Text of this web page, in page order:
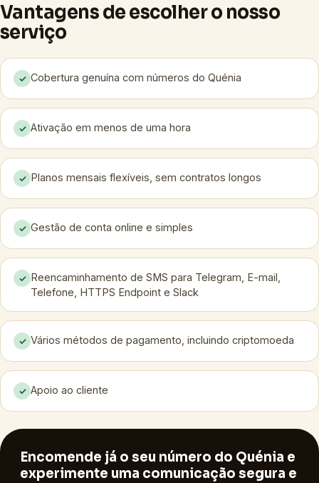
Vantagens de escolher o nosso
serviço
✓ Cobertura genuína com números do Quénia
✓ Ativação em menos de uma hora
✓ Planos mensais flexíveis, sem contratos longos
✓ Gestão de conta online e simples
✓ Reencaminhamento de SMS para Telegram, E-mail,
Telefone, HTTPS Endpoint e Slack
✓ Vários métodos de pagamento, incluindo criptomoeda
✓ Apoio ao cliente
Encomende já o seu número do Quénia e
experimente uma comunicação segura e